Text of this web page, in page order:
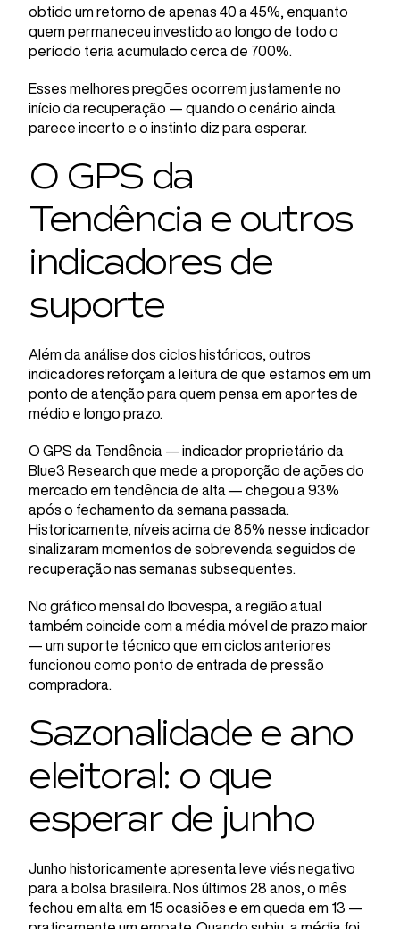
obtido um retorno de apenas 40 a 45%, enquanto
quem permaneceu investido ao longo de todo o
período teria acumulado cerca de 700%.
Esses melhores pregões ocorrem justamente no
início da recuperação — quando o cenário ainda
parece incerto e o instinto diz para esperar.
O GPS da
Tendência e outros
indicadores de
suporte
Além da análise dos ciclos históricos, outros
indicadores reforçam a leitura de que estamos em um
ponto de atenção para quem pensa em aportes de
médio e longo prazo.
O GPS da Tendência — indicador proprietário da
Blue3 Research que mede a proporção de ações do
mercado em tendência de alta — chegou a 93%
após o fechamento da semana passada.
Historicamente, níveis acima de 85% nesse indicador
sinalizaram momentos de sobrevenda seguidos de
recuperação nas semanas subsequentes.
No gráfico mensal do Ibovespa, a região atual
também coincide com a média móvel de prazo maior
— um suporte técnico que em ciclos anteriores
funcionou como ponto de entrada de pressão
compradora.
Sazonalidade e ano
eleitoral: o que
esperar de junho
Junho historicamente apresenta leve viés negativo
para a bolsa brasileira. Nos últimos 28 anos, o mês
fechou em alta em 15 ocasiões e em queda em 13 —